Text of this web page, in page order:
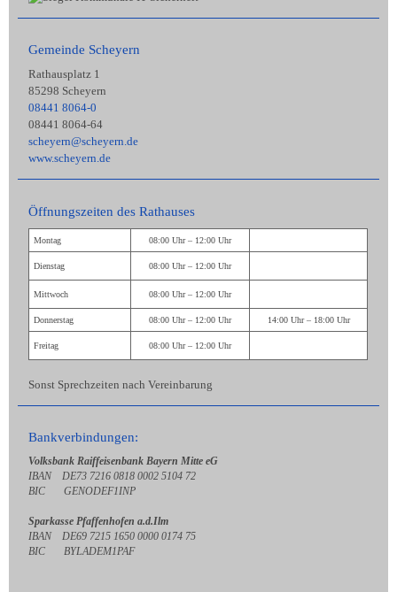
Gemeinde Scheyern
Rathausplatz 1
85298 Scheyern
08441 8064-0
08441 8064-64
scheyern@scheyern.de
www.scheyern.de
Öffnungszeiten des Rathauses
Montag 08:00 Uhr – 12:00 Uhr
Dienstag 08:00 Uhr – 12:00 Uhr
Mittwoch 08:00 Uhr – 12:00 Uhr
Donnerstag 08:00 Uhr – 12:00 Uhr 14:00 Uhr – 18:00 Uhr
Freitag 08:00 Uhr – 12:00 Uhr
Sonst Sprechzeiten nach Vereinbarung
Bankverbindungen:
Volksbank Raiffeisenbank Bayern Mitte eG
IBAN DE73 7216 0818 0002 5104 72
BIC GENODEF1INP
Sparkasse Pfaffenhofen a.d.Ilm
IBAN DE69 7215 1650 0000 0174 75
BIC BYLADEM1PAF